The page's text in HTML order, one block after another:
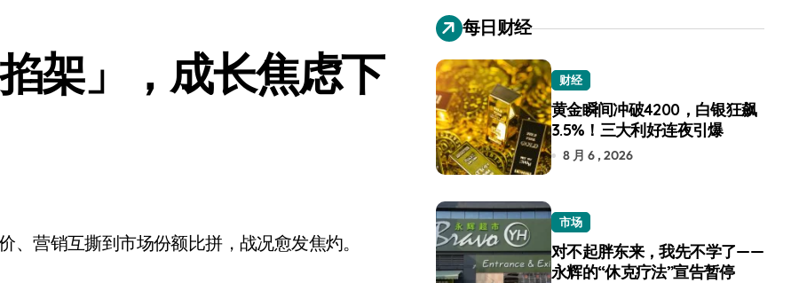
储技术给了AI
鹏的“多事之夏”
儿——试驾雷克萨斯ES 500e
司机教你3招真·快充
架」，成长焦虑下
、营销互撕到市场份额比拼，战况愈发焦灼。
每日财经
财经
黄金瞬间冲破4200，白银狂飙
3.5%！三大利好连夜引爆
8 月 6 , 2026
市场
对不起胖东来，我先不学了——
永辉的“休克疗法”宣告暂停